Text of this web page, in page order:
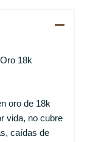
18k
oro de 18k
vida, no cubre
caídas de